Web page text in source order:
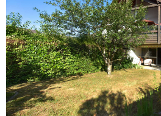
voir le